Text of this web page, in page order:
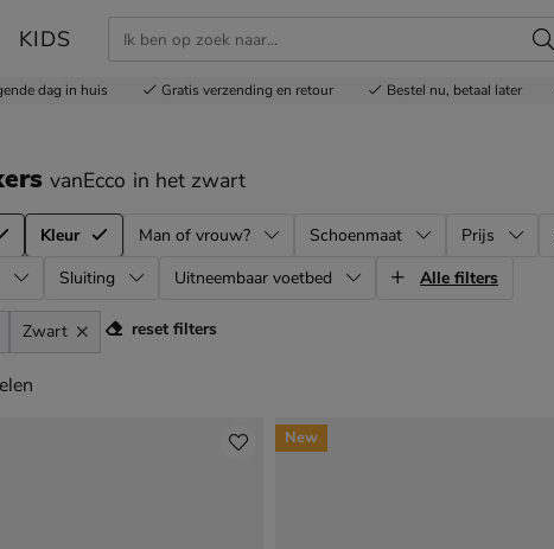
KIDS
dag in huis Gratis verzending en retour Bestel nu, betaal later
vanEcco in het zwart
Kleur Man of vrouw? Schoenmaat Prijs
Sluiting Uitneembaar voetbed Alle filters
Zwart reset filters
New